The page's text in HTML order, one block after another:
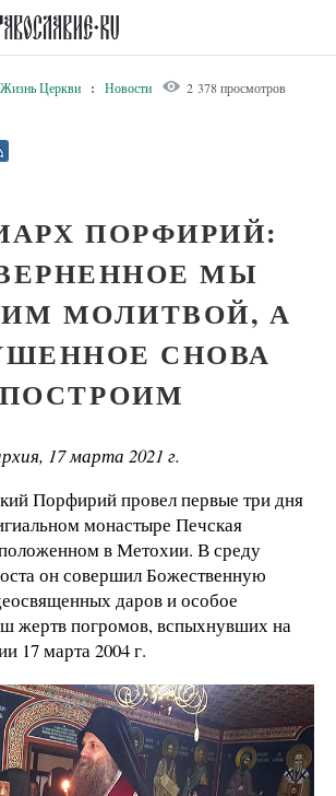
Жизнь Церкви : Новости 2 378 просмотров
ПОРФИРИЙ:
МЫ
МОЛИТВОЙ, А
СНОВА
ПОСТРОИМ
17 марта 2021 г.
Порфирий провел первые три дня
монастыре Печская
в Метохии. В среду
он совершил Божественную
даров и особое
жертв погромов, вспыхнувших на
17 марта 2004 г.